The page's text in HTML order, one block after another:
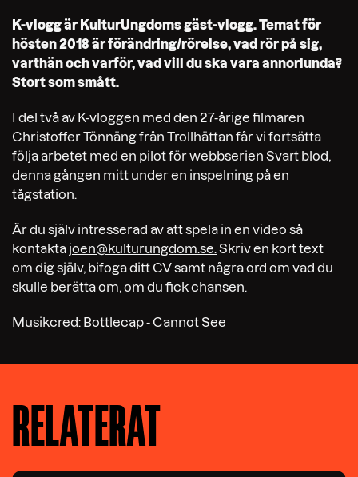
K-vlogg är KulturUngdoms gäst-vlogg. Temat för
hösten 2018 är förändring/rörelse, vad rör på sig,
varthän och varför, vad vill du ska vara annorlunda?
Stort som smått.
I del två av K-vloggen med den 27-årige filmaren
Christoffer Tönnäng från Trollhättan får vi fortsätta
följa arbetet med en pilot för webbserien Svart blod,
denna gången mitt under en inspelning på en
tågstation.
Är du själv intresserad av att spela in en video så
kontakta joen@kulturungdom.se.Skriv en kort text
om dig själv, bifoga ditt CV samt några ord om vad du
skulle berätta om, om du fick chansen.
Musikcred: Bottlecap - Cannot See
RELATERAT